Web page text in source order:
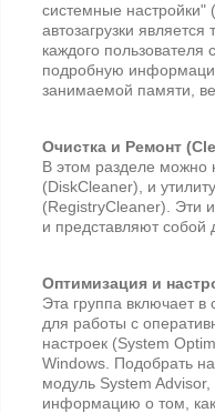
системные
автозагрузки
каждого
подробную
занимаемой памяти,
Очистка и Ремонт
В этом разделе можно
(DiskCleaner), и
(RegistryCleaner). Эти
и представляют собой
Оптимизация и
Эта группа включает
для работы с
настроек (System
Windows. Подобрать
модуль System
информацию о том,